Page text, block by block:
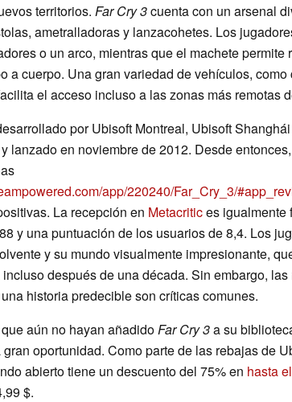
territorios. Far Cry 3cuenta con un arsenal
ametralladoras y lanzacohetes. Los
o un arco, mientras que el machete permite
a cuerpo. Una gran variedad de vehículos,
el acceso incluso a las zonas más remotas
por Ubisoft Montreal, Ubisoft
lanzado en noviembre de 2012. Desde
app/220240/Far_Cry_3/
La recepción en Metacritices igualmente
y una puntuación de los usuarios de 8,4. Los
y su mundo visualmente impresionante,
después de una década. Sin embargo,
historia predecible son críticas comunes.
aún no hayan añadidoFar Cry 3a su
oportunidad. Como parte de las rebajas de
abierto tiene un descuento del 75% en hasta
$.